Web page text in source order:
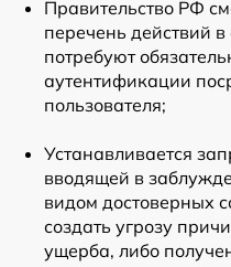
Правительство РФ
перечень действий
потребуют
аутентификации
пользователя;
Устанавливается
вводящей в
видом достоверных
создать угрозу
ущерба, либо